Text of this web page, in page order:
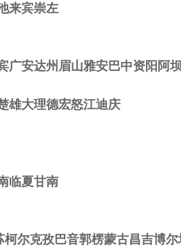
来宾崇左
广安达州眉山雅安巴中资阳阿
雄大理德宏怒江迪庆
临夏甘南
尔克孜巴音郭楞蒙古昌吉博